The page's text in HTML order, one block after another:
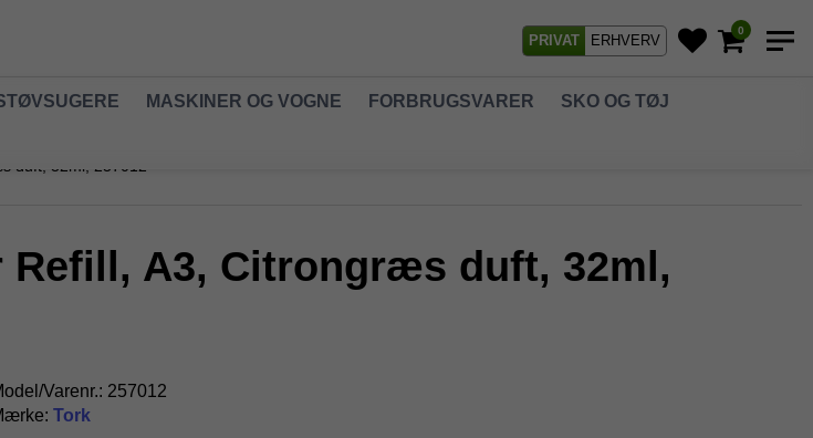
PRIVAT ERHVERV
0
MASKINER OG VOGNE FORBRUGSVARER SKO OG TØJ
duft, 32ml, 257012
Refill, A3, Citrongræs duft, 32ml,
Varenr.: 257012
Tork